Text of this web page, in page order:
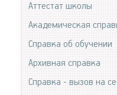
Аттестат школы
Академическая
Справка об обучении
Архивная справка
Справка - вызов на